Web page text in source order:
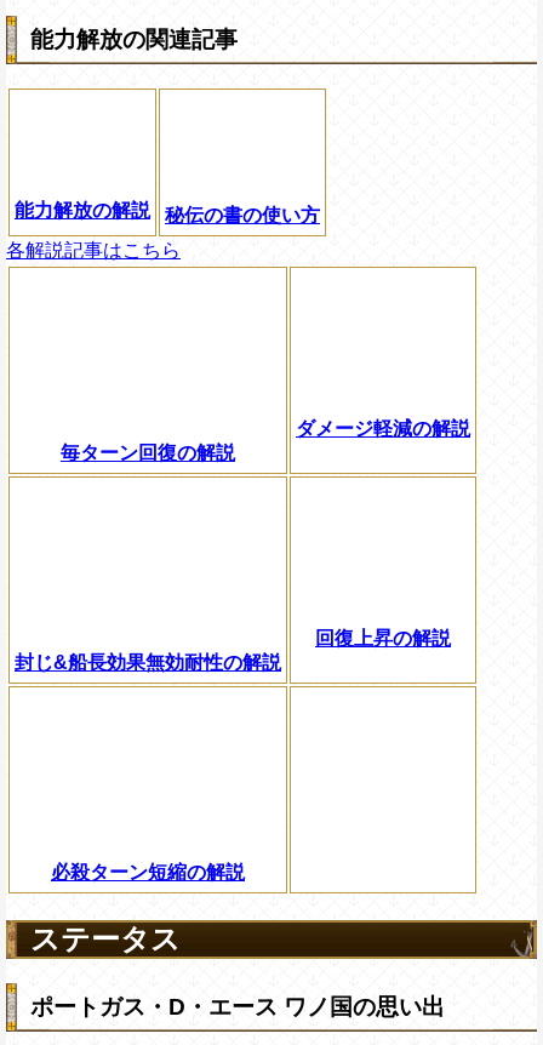
能力解放の関連記事
能力解放の解説
秘伝の書の使い方
各解説記事はこちら
毎ターン回復の解説
ダメージ軽減の解説
封じ&船長効果無効耐性の解説
回復上昇の解説
必殺ターン短縮の解説
ステータス
ポートガス・D・エース ワノ国の思い出